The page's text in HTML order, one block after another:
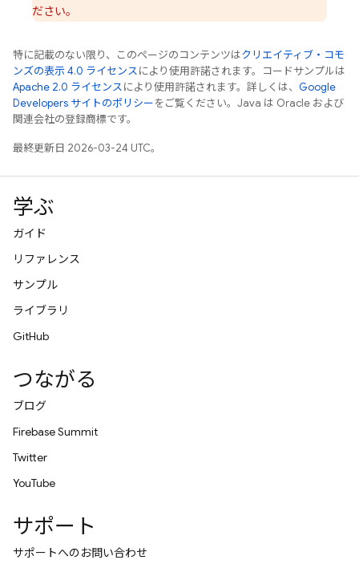
ださい。
特に記載のない限り、このページのコンテンツはクリエイティブ・コモ
ンズの表示 4.0 ライセンスにより使用許諾されます。コードサンプルは
Apache 2.0 ライセンスにより使用許諾されます。詳しくは、 Google
Developers サイトのポリシーをご覧ください。Java は Oracle および
関連会社の登録商標です。
最終更新日 2026-03-24 UTC。
学ぶ
ガイド
リファレンス
サンプル
ライブラリ
GitHub
つながる
ブログ
Firebase Summit
Twitter
YouTube
サポート
サポートへのお問い合わせ